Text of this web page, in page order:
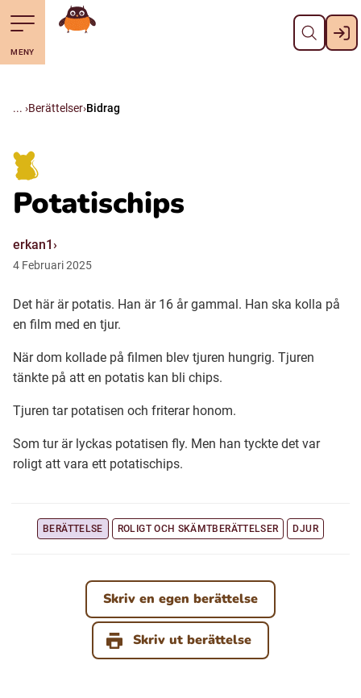
Till navigering av sidans innehåll
Hoppa till sidans huvudinnehåll Stäng
Suomi (Finska)
Julevsámegiella (Lulesamiska)
Davvisámegiella (Nordsamiska)
Bidumsámegiella (Pitesamiska)
Ubmejesámiengiälla (Umesamiska)
Kaale (Romska)
Kelderash (Romska)
Lovari (Romska)
MENY
Gå till startsidan
Berättelser Bidrag
Potatischips
erkan1
4 Februari2025
Det här är potatis. Han är 16 år gammal. Han ska kolla på
en film med en tjur.
När dom kollade på filmen blev tjuren hungrig. Tjuren
tänkte på att en potatis kan bli chips.
Tjuren tar potatisen och friterar honom.
Som tur är lyckas potatisen fly. Men han tyckte det var
roligt att vara ett potatischips.
BERÄTTELSE ROLIGT OCH SKÄMTBERÄTTELSER DJUR
Skriv en egen berättelse
Skriv ut berättelse